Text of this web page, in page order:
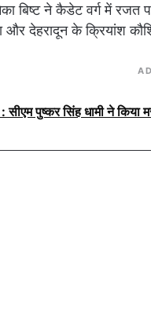
बिष्ट ने कैडेट वर्ग में रजत
और देहरादून के क्रियांश
सीएम पुष्कर सिंह धामी ने किया